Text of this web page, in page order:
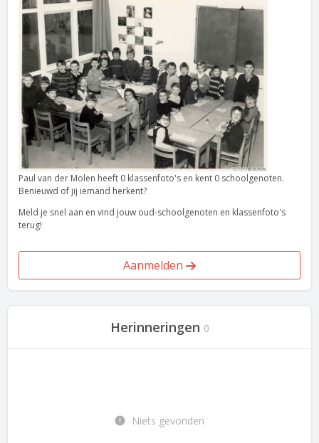
Paul van der Molen heeft 0 klassenfoto's en kent 0 schoolgenoten.
Benieuwd of jij iemand herkent?
Meld je snel aan en vind jouw oud-schoolgenoten en klassenfoto's
terug!
Aanmelden
Herinneringen 0
Niets gevonden